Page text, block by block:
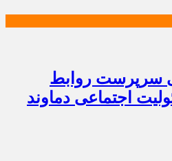
سرپرست روابط
اجتماعی دماوند